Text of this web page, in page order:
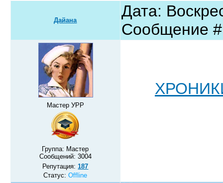
Дайана
Дата:
Сообщение
Мастер УРР
Группа: Мастер
Сообщений: 3004
Репутация:187
Статус:Offline